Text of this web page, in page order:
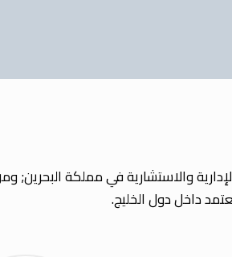
الخدمات الإدارية والاستشارية في مملكة
داخل دول الخليج.